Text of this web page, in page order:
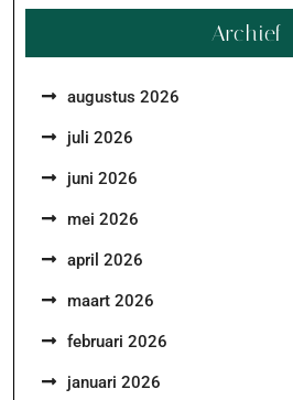
Archief
augustus 2026
juli 2026
juni 2026
mei 2026
april 2026
maart 2026
februari 2026
januari 2026